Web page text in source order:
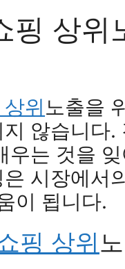
핑 상위
위노출을
않습니다
우는 것을
시장에서
이 됩니다.
핑 상위